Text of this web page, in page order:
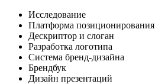
Исследование
Платформа позиционирования
Дескриптор и слоган
Разработка логотипа
Система бренд-дизайна
Брендбук
Дизайн презентаций